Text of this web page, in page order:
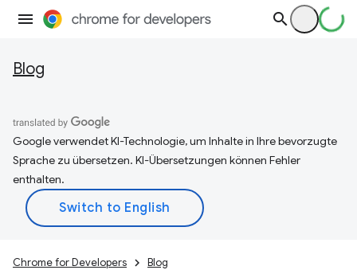
Blog
Google verwendet KI-Technologie, um Inhalte in Ihre bevorzugte
Sprache zu übersetzen. KI-Übersetzungen können Fehler
enthalten.
Chrome for Developers Blog